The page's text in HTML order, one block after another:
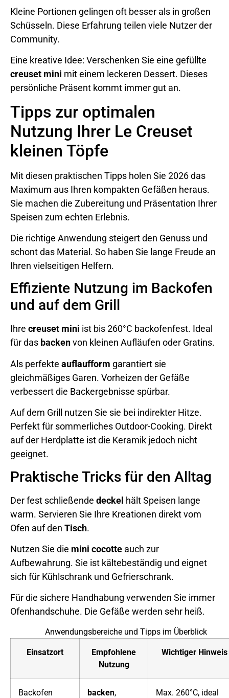
Kleine Portionen gelingen oft besser als in großen
Schüsseln. Diese Erfahrung teilen viele Nutzer der
Community.
Eine kreative Idee: Verschenken Sie eine gefüllte
creuset mini mit einem leckeren Dessert. Dieses
persönliche Präsent kommt immer gut an.
Tipps zur optimalen
Nutzung Ihrer Le Creuset
kleinen Töpfe
Mit diesen praktischen Tipps holen Sie 2026 das
Maximum aus Ihren kompakten Gefäßen heraus.
Sie machen die Zubereitung und Präsentation Ihrer
Speisen zum echten Erlebnis.
Die richtige Anwendung steigert den Genuss und
schont das Material. So haben Sie lange Freude an
Ihren vielseitigen Helfern.
Effiziente Nutzung im Backofen
und auf dem Grill
Ihre creuset mini ist bis 260°C backofenfest. Ideal
für das backenvon kleinen Aufläufen oder Gratins.
Als perfekte auflaufform garantiert sie
gleichmäßiges Garen. Vorheizen der Gefäße
verbessert die Backergebnisse spürbar.
Auf dem Grill nutzen Sie sie bei indirekter Hitze.
Perfekt für sommerliches Outdoor-Cooking. Direkt
auf der Herdplatte ist die Keramik jedoch nicht
geeignet.
Praktische Tricks für den Alltag
Der fest schließende deckel hält Speisen lange
warm. Servieren Sie Ihre Kreationen direkt vom
Ofen auf den Tisch.
Nutzen Sie die mini cocotte auch zur
Aufbewahrung. Sie ist kältebeständig und eignet
sich für Kühlschrank und Gefrierschrank.
Für die sichere Handhabung verwenden Sie immer
Ofenhandschuhe. Die Gefäße werden sehr heiß.
Anwendungsbereiche und Tipps im Überblick
Einsatzort
Empfohlene
Nutzung
Wichtiger Hinweis
Backofen backen,
Max. 260°C, ideal